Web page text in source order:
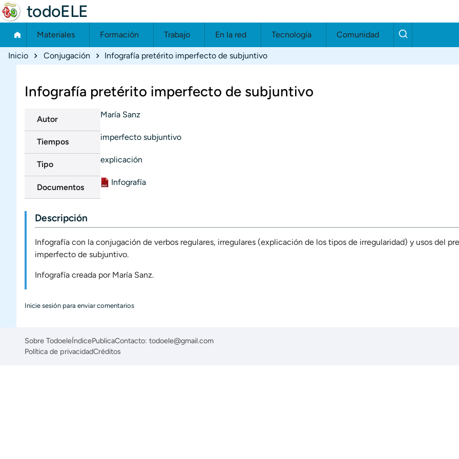
todoELE
Materiales Formación Trabajo En la red Tecnología Comunidad
Ruta de navegación
Inicio Conjugación Infografía pretérito imperfecto de subjuntivo
Infografía pretérito imperfecto de subjuntivo
Autor
María Sanz
Tiempos
imperfecto subjuntivo
Tipo
explicación
Documentos Documento
Infografía
Descripción
Infografía con la conjugación de verbos regulares, irregulares (explicación de los tipos de irregularidad) y usos del
imperfecto de subjuntivo.
Infografía creada por María Sanz.
Inicie sesión para enviar comentarios
Sobre TodoeleÍndicePublicaContacto: todoele@gmail.com
Política de privacidadCréditos